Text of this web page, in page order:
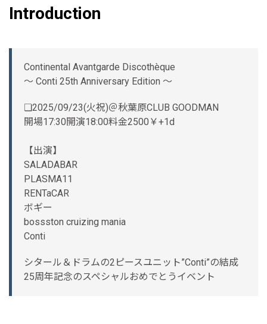
Introduction
Continental Avantgarde Discothèque
〜 Conti 25th Anniversary Edition 〜
❏2025/09/23(火祝)＠秋葉原CLUB GOODMAN
開場17:30開演18:00料金2500￥+1d
【出演】
SALADABAR
PLASMA11
RENTaCAR
ボギー
bossston cruizing mania
Conti
シタール＆ドラムの2ピースユニット”Conti”の結成
25周年記念のスペシャルおめでとうイベント